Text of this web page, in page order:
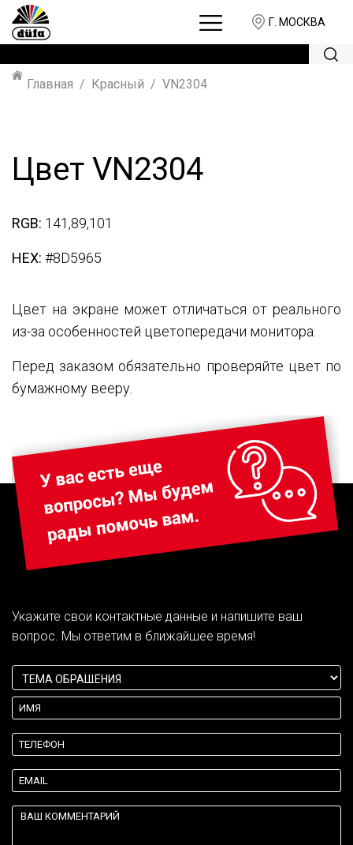
Г. МОСКВА
Главная Красный VN2304
Цвет VN2304
RGB: 141,89,101
HEX: #8D5965
Цвет на экране может отличаться от реального
из-за особенностей цветопередачи монитора.
Перед заказом обязательно проверяйте цвет по
бумажному вееру.
Укажите свои контактные данные и напишите ваш
вопрос. Мы ответим в ближайшее время!